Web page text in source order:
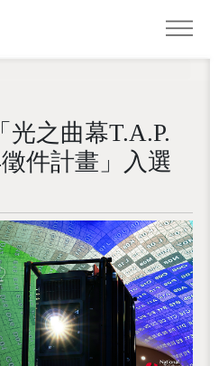
光之曲幕T.A.P.
件計畫」入選